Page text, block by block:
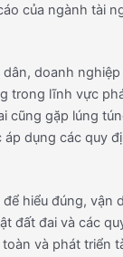
của ngành tài
doanh
trong lĩnh vực
cũng gặp lúng
áp dụng các quy
để hiểu đúng, vận
đất đai và các
và phát triển